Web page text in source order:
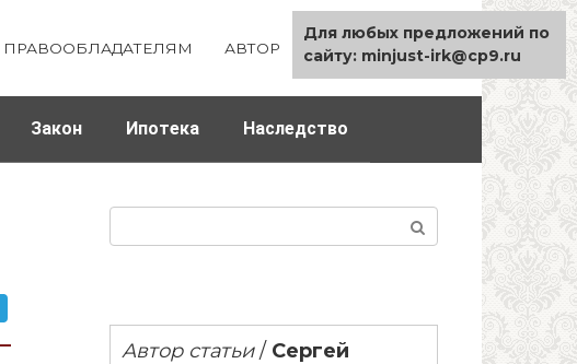
ПРАВООБЛАДАТЕЛЯМ АВТОР КАРТА САЙТА
Закон Ипотека Наследство
Автор статьи/ Сергей
Для любых предложений по
сайту: minjust-irk@cp9.ru